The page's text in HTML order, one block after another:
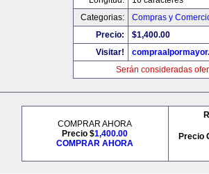
Categorias:
Compras y
Precio:
$1,400.00
Visitar!
Serán consideradas
COMPRAR AHORA
Precio $1,400.00
COMPRAR AHORA
Precio